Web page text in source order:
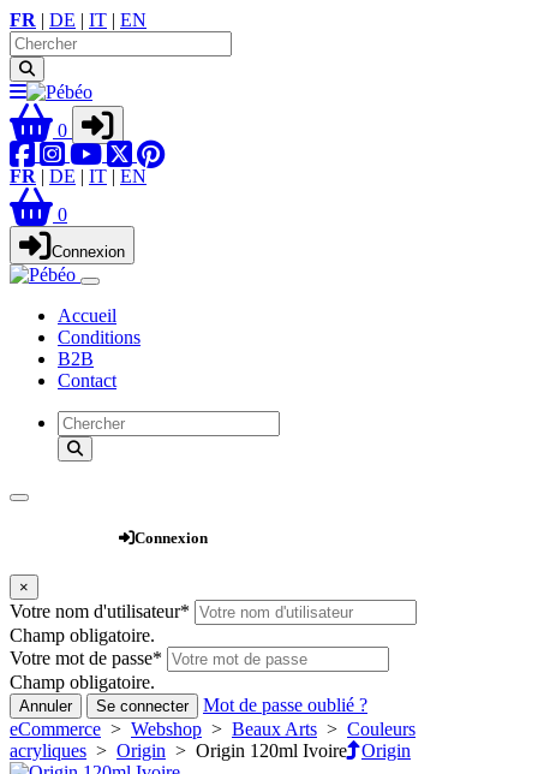
FR | DE | IT | EN
0
FR | DE | IT | EN
0
Connexion
Accueil
Conditions
B2B
Contact
Connexion
×
Votre nom d'utilisateur*
Champ obligatoire.
Votre mot de passe*
Champ obligatoire.
Annuler Se connecter
Mot de passe oublié ?
eCommerce > Webshop > Beaux Arts > Couleurs
acryliques > Origin > Origin 120ml Ivoire Origin